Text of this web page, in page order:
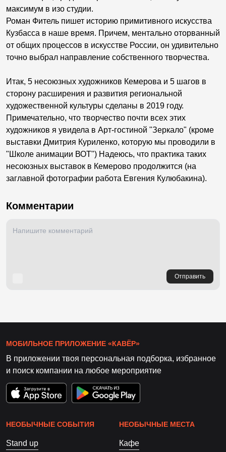
максимум в изо студии.
Роман Фитель пишет историю примитивного искусства
Кузбасса в наше время. Причем, ментально оторванный
от общих процессов в искусстве России, он удивительно
точно выбрал направление собственного творчества.
Итак, 5 несоюзных художников Кемерова и 5 шагов в
сторону расширения и развития региональной
художественной культуры сделаны в 2019 году.
Примечательно, что творчество почти всех этих
художников я увидела в Арт-гостиной "Зеркало" (кроме
выставки Дмитрия Куриленко, которую мы проводили в
"Школе анимации ВОТ") Надеюсь, что практика таких
несоюзных выставок в Кемерово продолжится (на
заглавной фотографии работа Евгения Кулюбакина).
Комментарии
Отправить
МОБИЛЬНОЕ ПРИЛОЖЕНИЕ «КАВЁР»
В приложении твоя персональная подборка, избранное
и поиск компании на любое мероприятие
НЕОБЫЧНЫЕ СОБЫТИЯ
Stand up
НЕОБЫЧНЫЕ МЕСТА
Кафе